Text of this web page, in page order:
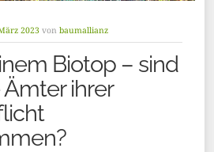
2023 von baumallianz
Biotop – sind
ihrer